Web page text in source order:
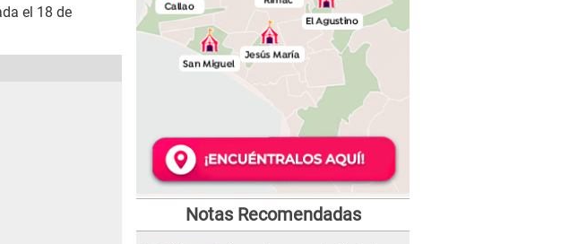
el 18 de
Notas Recomendadas